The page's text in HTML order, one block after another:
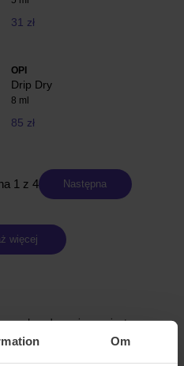
Om
31 zł
OPI
Drip Dry
8 ml
85 zł
1 z 4 Następna
więcej
uważamy, że to
i dopieść swoje paznokcie, a to